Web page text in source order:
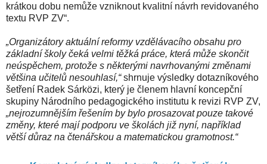
krátkou dobu nemůže vzniknout kvalitní návrh revidovaného
textu RVP ZV“.
„Organizátory aktuální reformy vzdělávacího obsahu pro
základní školy čeká velmi těžká práce, která může skončit
neúspěchem, protože s některými navrhovanými změnami
většina učitelů nesouhlasí,“shrnuje výsledky dotazníkového
šetření Radek Sárközi, který je členem hlavní koncepční
skupiny Národního pedagogického institutu k revizi RVP ZV,
„nejrozumnějším řešením by bylo prosazovat pouze takové
změny, které mají podporu ve školách již nyní, například
větší důraz na čtenářskou a matematickou gramotnost.“